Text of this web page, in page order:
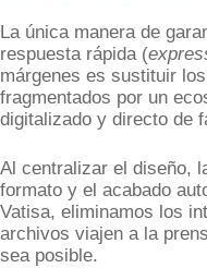
La única manera de
respuesta rápida (
márgenes es sustituir
fragmentados por un
digitalizado y directo de
Al centralizar el diseño,
formato y el acabado
Vatisa, eliminamos los
archivos viajen a la
sea posible.